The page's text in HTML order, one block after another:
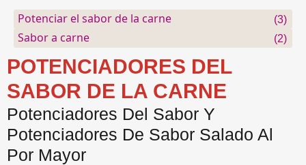
Potenciar el sabor de la carne (3)
Sabor a carne (2)
POTENCIADORES DEL
SABOR DE LA CARNE
Potenciadores Del Sabor Y
Potenciadores De Sabor Salado Al
Por Mayor